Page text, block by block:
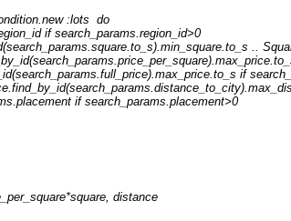
:lots do
if search_params.region_id>0
..
if
if search_params.placement>0
distance